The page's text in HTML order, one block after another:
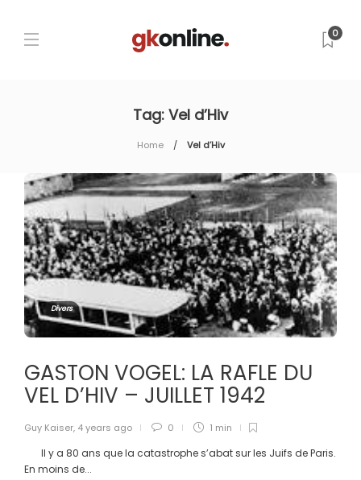
0
Tag: Vel d’Hiv
Home Vel d’Hiv
Divers
GASTON VOGEL: LA RAFLE DU
VEL D’HIV – JUILLET 1942
Guy Kaiser, 4 years ago 0 1 min
Il y a 80 ans que la catastrophe s’abat sur les Juifs de Paris.
En moins de...